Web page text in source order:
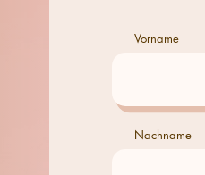
Vorname
Nachname